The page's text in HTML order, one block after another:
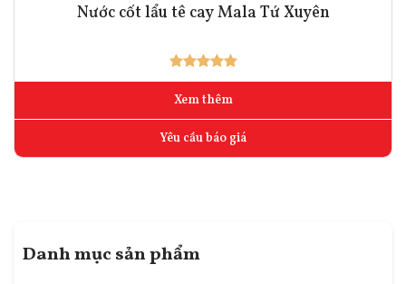
Nước cốt lẩu tê cay Mala Tứ Xuyên
Xem thêm
Yêu cầu báo giá
Danh mục sản phẩm